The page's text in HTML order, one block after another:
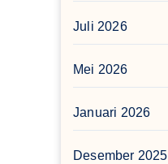
Juli 2026
Mei 2026
Januari 2026
Desember 2025